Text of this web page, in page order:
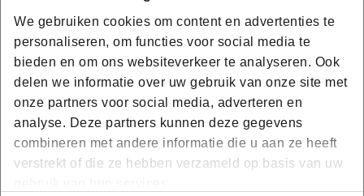
We gebruiken cookies om content en advertenties te
personaliseren, om functies voor social media te
bieden en om ons websiteverkeer te analyseren. Ook
delen we informatie over uw gebruik van onze site met
onze partners voor social media, adverteren en
analyse. Deze partners kunnen deze gegevens
combineren met andere informatie die u aan ze heeft
verstrekt of die ze hebben verzameld op basis van uw
lokale bestuur. Ik volgde 1 keer per
week les op woensdagavond. In
november-december kregen we
tijdelijk 2 keer per week les. Dat was
wel een stukje intensiever, maar het
is me toch gelukt (lacht)."